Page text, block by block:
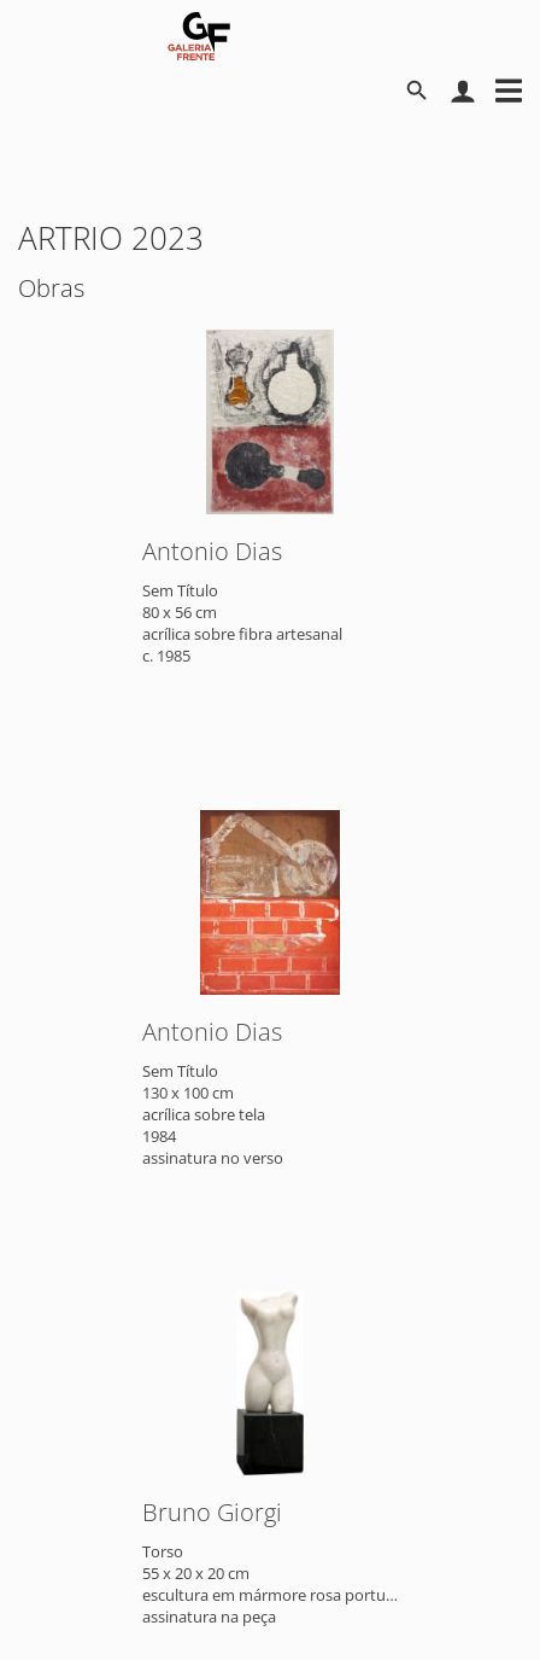
ARTRIO 2023
Obras
Antonio Dias
Sem Título
80 x 56 cm
acrílica sobre fibra artesanal
c. 1985
Antonio Dias
Sem Título
130 x 100 cm
acrílica sobre tela
1984
assinatura no verso
Bruno Giorgi
Torso
55 x 20 x 20 cm
escultura em mármore rosa português
assinatura na peça